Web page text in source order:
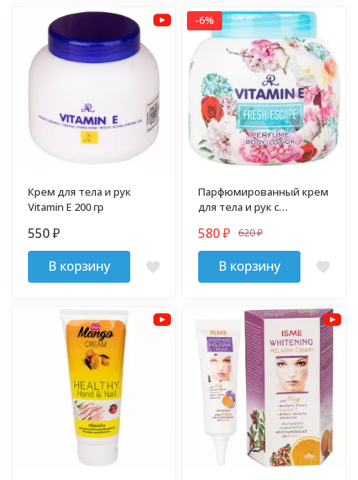
Крем для тела и рук
Vitamin E 200 гр
550₽
В корзину
-6%
Парфюмированный крем
для тела и рук с
Escape" 200 гр
580₽ 620₽
В корзину